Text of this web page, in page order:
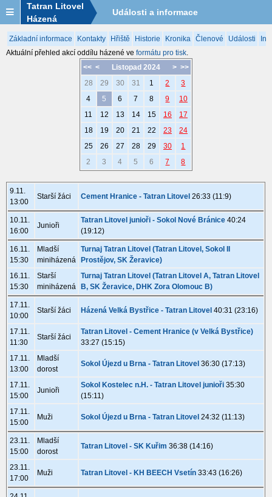
Tatran Litovel
Házená
Události a informace
Základní informace Kontakty Hřiště Historie Kronika Členové Události
Aktuální přehled akcí oddílu házené ve formátu pro tisk.
<< < > >>
Listopad 2024
28
29 30 31 1 2
3
4
5 6 7 8 9
10
11
12 13 14 15 16
17
18
19 20 21 22 23
24
25
26 27 28 29 30
1
2
3 4 5 6 7 8
9.11.
13:00
Starší žáci Cement Hranice - Tatran Litovel 26:33 (11:9)
10.11.
16:00
Junioři
Tatran Litovel junioři - Sokol Nové Bránice 40:24
(19:12)
16.11.
15:30
Mladší
miniházená
Turnaj Tatran Litovel (Tatran Litovel, Sokol II
Prostějov, SK Žeravice)
16.11.
15:30
Starší
miniházená
Turnaj Tatran Litovel (Tatran Litovel A, Tatran Litovel
B, SK Žeravice, DHK Zora Olomouc B)
17.11.
10:00
Starší žáci Házená Velká Bystřice - Tatran Litovel 40:31 (23:16)
17.11.
11:30
Starší žáci
Tatran Litovel - Cement Hranice (v Velká Bystřice)
33:27 (15:15)
17.11.
13:00
Mladší
dorost
Sokol Újezd u Brna - Tatran Litovel 36:30 (17:13)
17.11.
15:00
Junioři
Sokol Kostelec n.H. - Tatran Litovel junioři 35:30
(15:11)
17.11.
15:00
Muži Sokol Újezd u Brna - Tatran Litovel 24:32 (11:13)
23.11.
15:00
Mladší
dorost
Tatran Litovel - SK Kuřim 36:38 (14:16)
23.11.
17:00
Muži Tatran Litovel - KH BEECH Vsetín 33:43 (16:26)